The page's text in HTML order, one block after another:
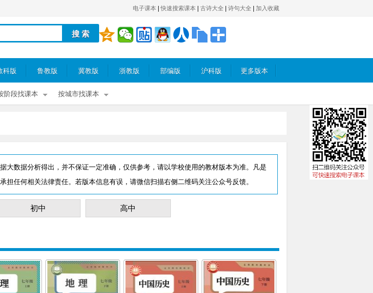
电子课本 快速搜索课本 古诗大全 诗句大全 加入收藏
科版 鲁教版 冀教版 浙教版 部编版 沪科版 更多版本
阶段找课本 按城市找课本
大数据分析得出，并不保证一定准确，仅供参考，请以学校使用的教材版本为准。凡是
任何相关法律责任。若版本信息有误，请微信扫描右侧二维码关注公众号反馈。
初中 高中